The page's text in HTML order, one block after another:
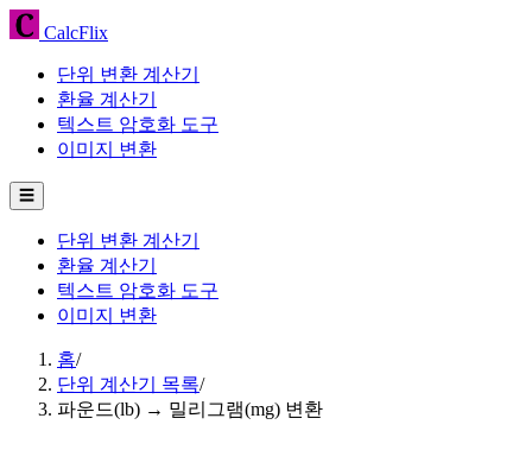
CalcFlix
단위 변환 계산기
환율 계산기
텍스트 암호화 도구
이미지 변환
☰
단위 변환 계산기
환율 계산기
텍스트 암호화 도구
이미지 변환
홈/
단위 계산기 목록/
파운드(lb) → 밀리그램(mg) 변환